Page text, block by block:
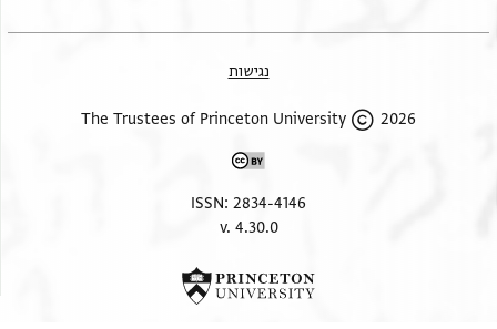
נגישות
2026 The Trustees of Princeton University
ISSN: 2834-4146
v. 4.30.0